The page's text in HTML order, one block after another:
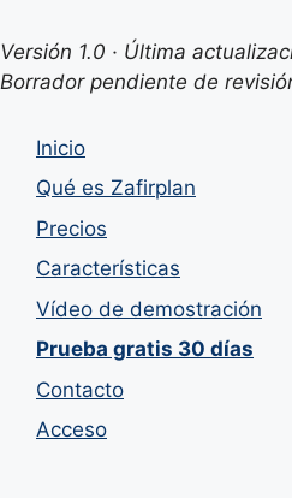
Versión 1.0 · Última
Borrador pendiente de
Inicio
Qué es Zafirplan
Precios
Características
Vídeo de demostración
Prueba gratis 30 días
Contacto
Acceso